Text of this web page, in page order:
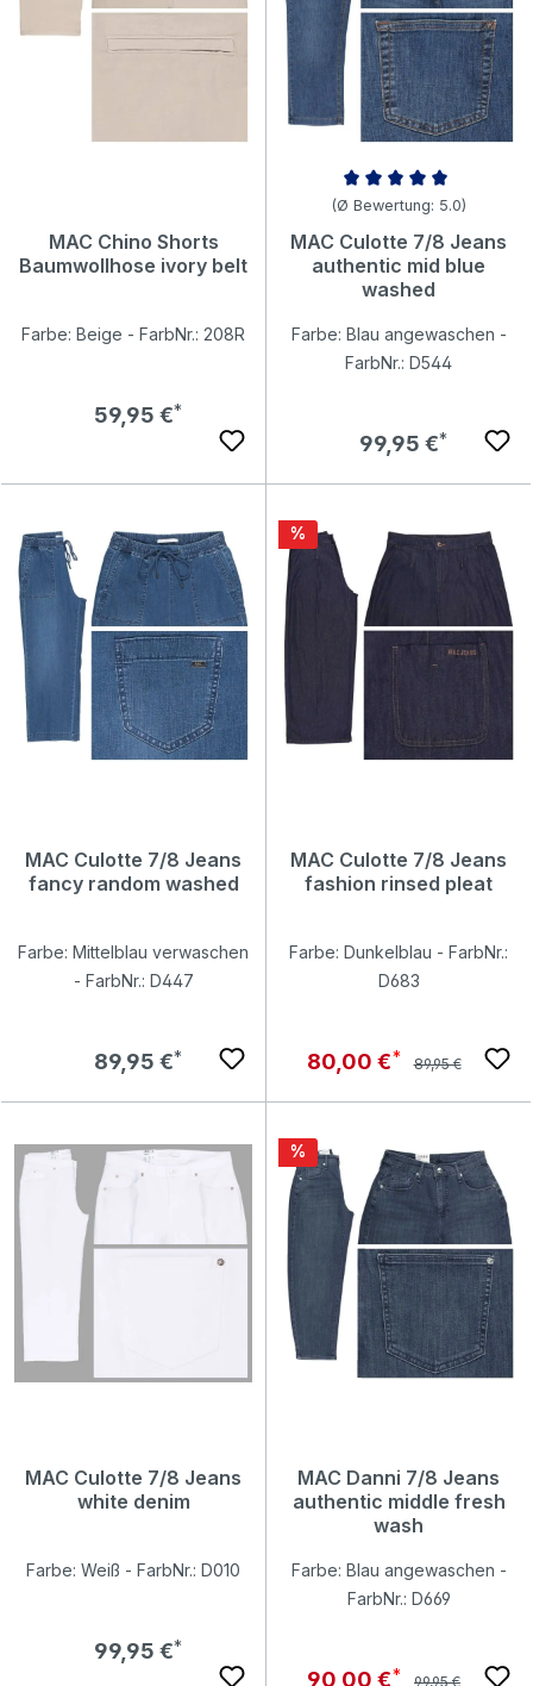
MAC Chino Shorts
Baumwollhose ivory belt
Farbe: Beige - FarbNr.: 208R
Regulärer Preis:
59,95 €
Durchschnittliche Bewertung
(Ø Bewertung: 5.0)
MAC Culotte 7/8 Jeans
authentic mid blue
washed
Farbe: Blau angewaschen -
FarbNr.: D544
Regulärer Preis:
99,95 €
MAC Culotte 7/8 Jeans
fancy random washed
Farbe: Mittelblau verwaschen
- FarbNr.: D447
Regulärer Preis:
89,95 €
Rabatt
%
MAC Culotte 7/8 Jeans
fashion rinsed pleat
Farbe: Dunkelblau - FarbNr.:
D683
Verkaufspreis:
80,00 € Regulärer Preis:
89,95 €
MAC Culotte 7/8 Jeans
white denim
Farbe: Weiß - FarbNr.: D010
Regulärer Preis:
99,95 €
Rabatt
%
MAC Danni 7/8 Jeans
authentic middle fresh
wash
Farbe: Blau angewaschen -
FarbNr.: D669
Verkaufspreis:
90,00 € Regulärer Preis:
99,95 €